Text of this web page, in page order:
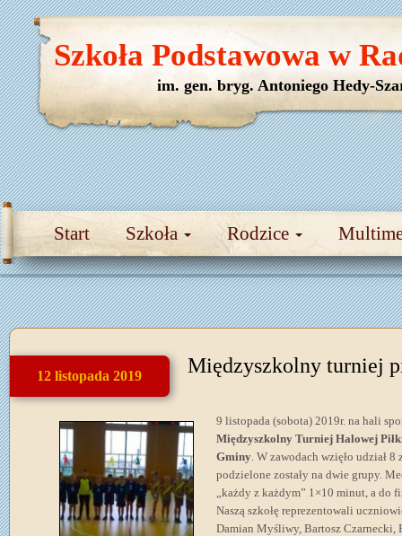
Start Szkoła Rodzice
Szkoła Podstawowa w
im. gen. bryg. Antoniego Hedy-
12 listopada 2019 Międzyszkolny turniej
9 listopada (sobota) 2019r. na hali
Międzyszkolny Turniej Halowej
Gminy. W zawodach wzięło udział
podzielone zostały na dwie grupy.
„każdy z każdym” 1×10 minut, a do
Naszą szkołę reprezentowali
Damian Myśliwy, Bartosz Czarnecki,